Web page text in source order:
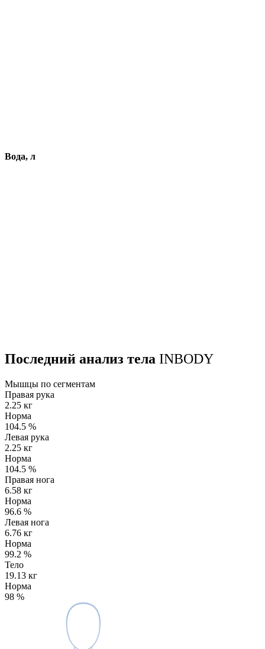
Вода, л
Последний анализ тела INBODY
Мышцы по сегментам
Правая рука
2.25 кг
Норма
104.5 %
Левая рука
2.25 кг
Норма
104.5 %
Правая нога
6.58 кг
Норма
96.6 %
Левая нога
6.76 кг
Норма
99.2 %
Тело
19.13 кг
Норма
98 %